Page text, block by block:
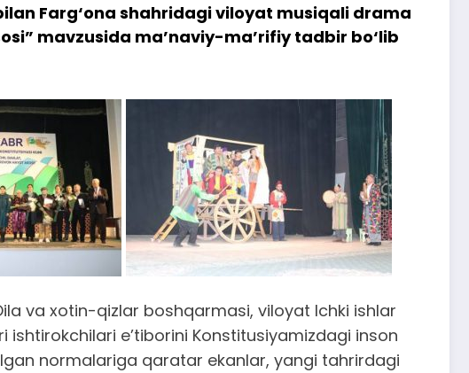
Farg‘ona shahridagi viloyat musiqali drama
mavzusida ma’naviy-ma’rifiy tadbir bo‘lib
va xotin-qizlar boshqarmasi, viloyat Ichki ishlar
e’tiborini Konstitusiyamizdagi inson
normalariga qaratar ekanlar, yangi tahrirdagi